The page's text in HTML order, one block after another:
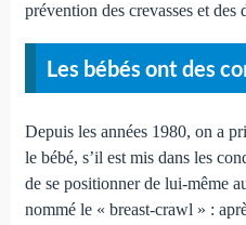
prévention des crevasses et des
Les bébés ont des
Depuis les années 1980, on a
le bébé, s’il est mis dans les
de se positionner de lui-même
nommé le « breast-crawl » :